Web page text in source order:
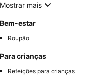
Mostrar mais
Bem-estar
Roupão
Para crianças
Refeições para crianças